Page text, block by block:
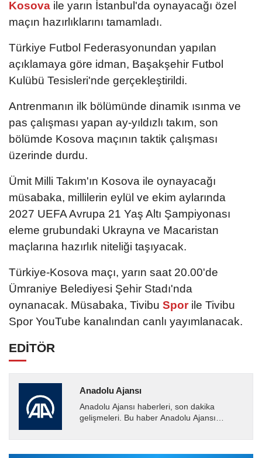
Kosova ile yarın İstanbul'da oynayacağı özel
maçın hazırlıklarını tamamladı.
Türkiye Futbol Federasyonundan yapılan
açıklamaya göre idman, Başakşehir Futbol
Kulübü Tesisleri'nde gerçekleştirildi.
Antrenmanın ilk bölümünde dinamik ısınma ve
pas çalışması yapan ay-yıldızlı takım, son
bölümde Kosova maçının taktik çalışması
üzerinde durdu.
Ümit Milli Takım'ın Kosova ile oynayacağı
müsabaka, millilerin eylül ve ekim aylarında
2027 UEFA Avrupa 21 Yaş Altı Şampiyonası
eleme grubundaki Ukrayna ve Macaristan
maçlarına hazırlık niteliği taşıyacak.
Türkiye-Kosova maçı, yarın saat 20.00'de
Ümraniye Belediyesi Şehir Stadı'nda
oynanacak. Müsabaka, Tivibu Spor ile Tivibu
Spor YouTube kanalından canlı yayımlanacak.
EDİTÖR
Anadolu Ajansı
Anadolu Ajansı haberleri, son dakika
gelişmeleri. Bu haber Anadolu Ajansı
tarafından geçilen tüm...